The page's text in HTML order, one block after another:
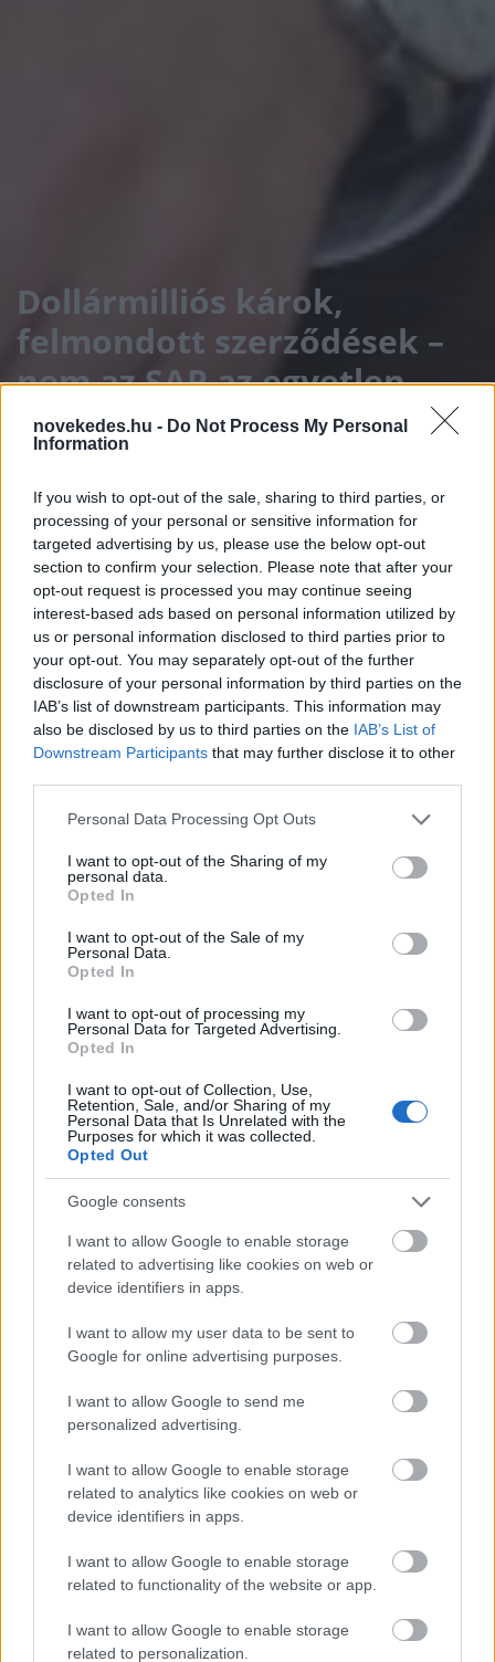
novekedes.hu - Do Not Process My Personal
Information
If you wish to opt-out of the sale, sharing to third parties, or
processing of your personal or sensitive information for
targeted advertising by us, please use the below opt-out
section to confirm your selection. Please note that after your
opt-out request is processed you may continue seeing
interest-based ads based on personal information utilized by
us or personal information disclosed to third parties prior to
your opt-out. You may separately opt-out of the further
disclosure of your personal information by third parties on the
IAB’s list of downstream participants. This information may
also be disclosed by us to third parties on the IAB’s List of
Downstream Participants that may further disclose it to other
Please note that this website/app uses one or more Google
not limited to your visit or usage behaviour. You may click to
grant or deny consent to Google and its third-party tags to
use your data for below specified purposes in below Google
consent section.
Personal Data Processing Opt Outs
I want to opt-out of the Sharing of my
personal data.
Opted In
I want to opt-out of the Sale of my
Personal Data.
Opted In
I want to opt-out of processing my
Personal Data for Targeted Advertising.
Opted In
I want to opt-out of Collection, Use,
Retention, Sale, and/or Sharing of my
Personal Data that Is Unrelated with the
Purposes for which it was collected.
Opted Out
Google consents
I want to allow Google to enable storage
related to advertising like cookies on web or
device identifiers in apps.
I want to allow my user data to be sent to
Google for online advertising purposes.
I want to allow Google to send me
personalized advertising.
I want to allow Google to enable storage
related to analytics like cookies on web or
device identifiers in apps.
I want to allow Google to enable storage
related to functionality of the website or app.
I want to allow Google to enable storage
related to personalization.
Dollármilliós károk,
felmondott szerződések –
nem az SAP az egyetlen,
ahol a felelőtlen vezetői
viselkedés botrányt
okozott
HÍREK 2025. AUG. 28. NÖVEKEDÉS
Nem az SAP-nál kirobbant etikai botrány az
egyetlen, amely súlyos presztízsveszteséget
okozott egy tőzsdei vállalatnál. Felelőtlen
cégvezetők személyes visszaélései korábban
is dollármilliókban mérhető károkat,
bírságokat és felmondott szerződéseket
eredményeztek. Összegyűjtöttünk néhányat
az SAP-hoz hasonló ügyekből, ahol aggályos
vállalatvezetői viselkedés, elfajult céges
rendezvények vagy szexuális bántalmazások
Szexuális visszaéléssel indult az SAP
multinacionális szoftvercég minap kirobbant
botránya. Az USA-ban kezdődött ügy miatt a
szoftvervállalat mindenhol teljeskörű
átvilágítást rendelt el.
Így került képbe az a magyarországi céges
rendezvény is, amely - az ott megrendelt
szolgáltatások miatt - végül a magyar
vezetés vesztét okozta.
Pintér Szabolcs (képünkön) az SAP Hungary
ügyvezető igazgatója azonnal távozott a
cégtől. A céges rendezvényeken tanúsított